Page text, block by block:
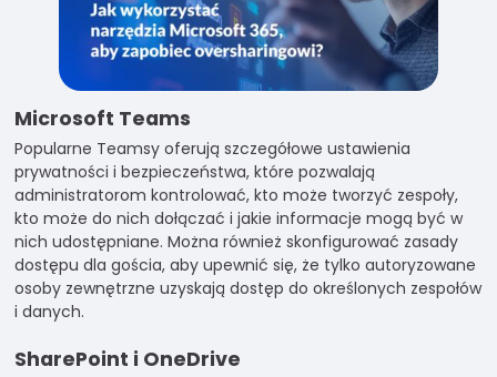
Microsoft Teams
Popularne Teamsy oferują szczegółowe ustawienia
prywatności i bezpieczeństwa, które pozwalają
administratorom kontrolować, kto może tworzyć zespoły,
kto może do nich dołączać i jakie informacje mogą być w
nich udostępniane. Można również skonfigurować zasady
dostępu dla gościa, aby upewnić się, że tylko autoryzowane
osoby zewnętrzne uzyskają dostęp do określonych zespołów
i danych.
SharePoint i OneDrive